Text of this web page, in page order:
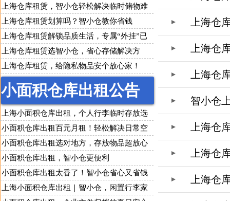
上海仓
上海仓
上海仓
智小仓
上海仓
上海仓
上海仓
靠
上海仓库租赁，智小仓轻松解决临时储物难
题
上海仓库租赁划算吗？智小仓教你省钱
上海仓库租赁解锁品质生活，专属“外挂”已
上线
上海仓库租赁选智小仓，省心存储解决方
案，企业个人都适用
上海仓库租赁，给隐私物品安个放心家！
小面积仓库出租公告
上海小面积仓库出租，个人行李临时存放选
智小仓
小面积仓库出租百元月租！轻松解决日常空
间收纳难题
小面积仓库出租选对地方，存放物品超放心
小面积仓库出租，智小仓更便利
小面积仓库出租太香了！智小仓省心又省钱
上海小面积仓库出租｜智小仓，闲置行李家